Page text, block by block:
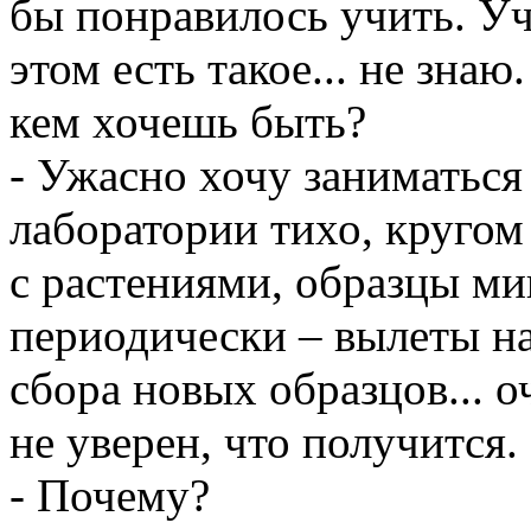
бы понравилось учить.
этом есть такое... не
кем хочешь быть?
- Ужасно хочу
лаборатории тихо,
с растениями, образцы
периодически – вылеты
сбора новых образцов...
не уверен, что получится.
- Почему?